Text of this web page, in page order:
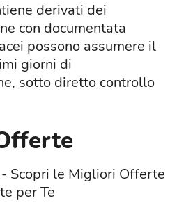
derivati dei
con documentata
possono assumere il
giorni di
sotto diretto controllo
- Scopri le Migliori Offerte
per Te